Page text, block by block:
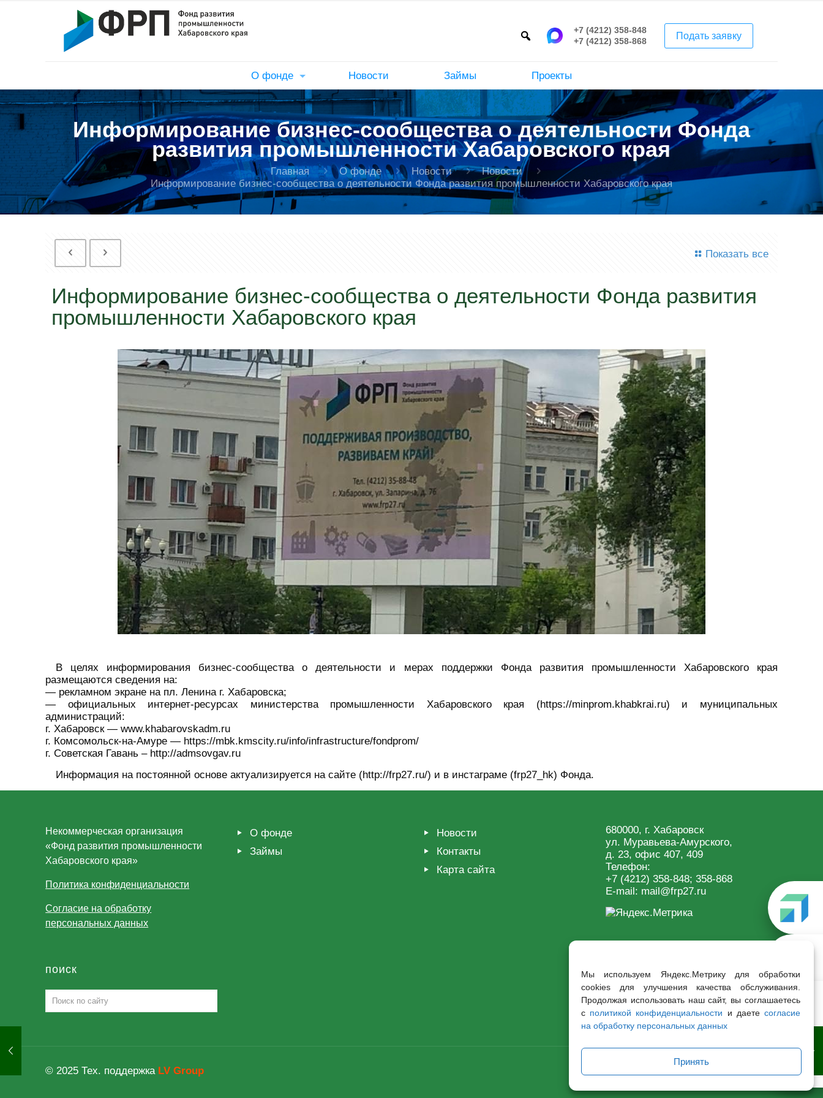
Мы используем Яндекс.Метрику для обработки
cookies для улучшения качества обслуживания.
Продолжая использовать наш сайт, вы соглашаетесь
с политикой конфиденциальности и даетесогласие
на обработку персональных данных
Принять
О фонде Новости Займы Проекты
+7 (4212) 358-848
+7 (4212) 358-868
Подать заявку
Информирование бизнес-сообщества о деятельности Фонда
развития промышленности Хабаровского края
Главная О фонде Новости
Новости
Информирование бизнес-сообщества о деятельности Фонда развития промышленности Хабаровского края
Показать все
Информирование бизнес-сообщества о деятельности Фонда развития
промышленности Хабаровского края
В целях информирования бизнес-сообщества о деятельности и мерах поддержки Фонда развития промышленности Хабаровского края
размещаются сведения на:
— рекламном экране на пл. Ленина г. Хабаровска;
— официальных интернет-ресурсах министерства промышленности Хабаровского края (https://minprom.khabkrai.ru) и муниципальных
администраций:
г. Хабаровск — www.khabarovskadm.ru
г. Комсомольск-на-Амуре — https://mbk.kmscity.ru/info/infrastructure/fondprom/
г. Советская Гавань – http://admsovgav.ru
Информация на постоянной основе актуализируется на сайте (http://frp27.ru/) и в инстаграме (frp27_hk) Фонда.
Некоммерческая организация
«Фонд развития промышленности
Хабаровского края»
Политика конфиденциальности
Согласие на обработку
персональных данных
поиск
О фонде
Займы
Новости
Контакты
Карта сайта
680000, г. Хабаровск
ул. Муравьева-Амурского,
д. 23, офис 407, 409
Телефон:
+7 (4212) 358-848; 358-868
E-mail: mail@frp27.ru
© 2025 Тех. поддержка LV Group